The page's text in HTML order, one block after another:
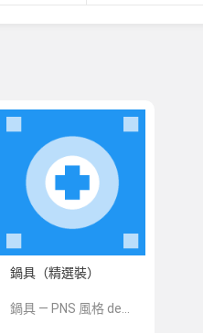
鍋具（精選裝）